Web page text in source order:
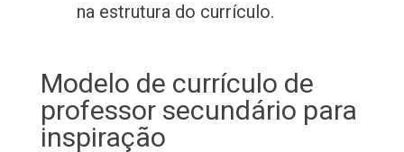
na estrutura do currículo.
Modelo de currículo de
professor secundário para
inspiração